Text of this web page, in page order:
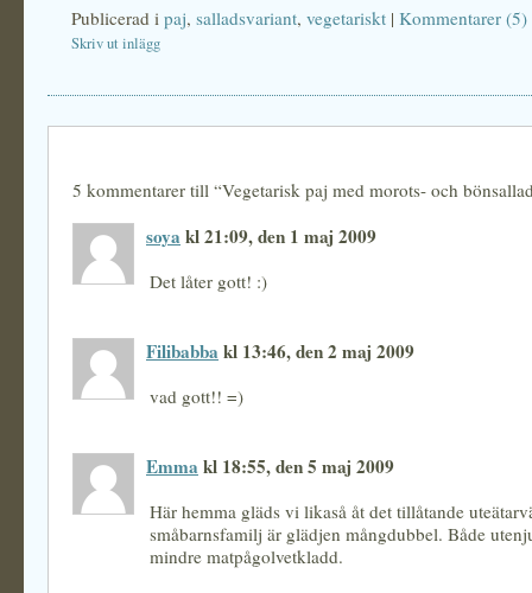
Publicerad i paj, salladsvariant, vegetariskt | Kommentarer (5)
Skriv ut inlägg
5 kommentarer till “Vegetarisk paj med morots- och
soya kl 21:09, den 1 maj 2009
Det låter gott! :)
Filibabba kl 13:46, den 2 maj 2009
vad gott!! =)
Emma kl 18:55, den 5 maj 2009
Här hemma gläds vi likaså åt det tillåtande
småbarnsfamilj är glädjen mångdubbel. Både
mindre matpågolvetkladd.